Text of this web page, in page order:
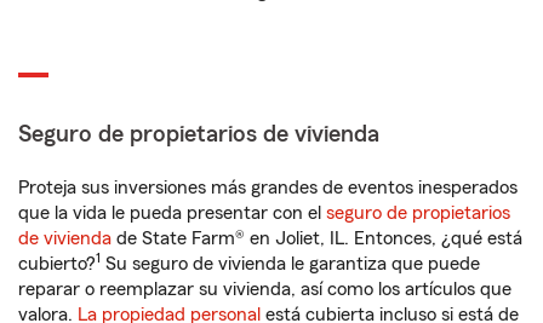
Seguro de propietarios de vivienda
Proteja sus inversiones más grandes de eventos inesperados
que la vida le pueda presentar con el seguro de propietarios
de vivienda de State Farm® en Joliet, IL. Entonces, ¿qué está
cubierto?1 Su seguro de vivienda le garantiza que puede
reparar o reemplazar su vivienda, así como los artículos que
valora. La propiedad personal está cubierta incluso si está de